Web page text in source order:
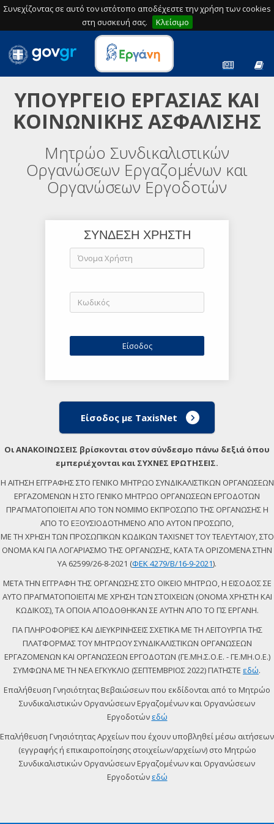
Συνεχίζοντας σε αυτό τον ιστότοπο αποδέχεστε την χρήση των cookies
στη συσκευή σας.
Κλείσιμο
ΥΠΟΥΡΓΕΙΟ ΕΡΓΑΣΙΑΣ ΚΑΙ
ΚΟΙΝΩΝΙΚΗΣ ΑΣΦΑΛΙΣΗΣ
Μητρώο Συνδικαλιστικών
Οργανώσεων Εργαζομένων και
Οργανώσεων Εργοδοτών
ΣΥΝΔΕΣΗ ΧΡΗΣΤΗ
Είσοδος με TaxisNet
Οι ΑΝΑΚΟΙΝΩΣΕΙΣ βρίσκονται στον σύνδεσμο πάνω δεξιά όπου
εμπεριέχονται και ΣΥΧΝΕΣ ΕΡΩΤΗΣΕΙΣ.
Η ΑΙΤΗΣΗ ΕΓΓΡΑΦΗΣ ΣΤΟ ΓΕΝΙΚΟ ΜΗΤΡΩΟ ΣΥΝΔΙΚΑΛΙΣΤΙΚΩΝ ΟΡΓΑΝΩΣΕΩΝ
ΕΡΓΑΖΟΜΕΝΩΝ Η ΣΤΟ ΓΕΝΙΚΟ ΜΗΤΡΩΟ ΟΡΓΑΝΩΣΕΩΝ ΕΡΓΟΔΟΤΩΝ
ΠΡΑΓΜΑΤΟΠΟΙΕΙΤΑΙ ΑΠΟ ΤΟΝ ΝΟΜΙΜΟ ΕΚΠΡΟΣΩΠΟ ΤΗΣ ΟΡΓΑΝΩΣΗΣ Η
ΑΠΟ ΤΟ ΕΞΟΥΣΙΟΔΟΤΗΜΕΝΟ ΑΠΟ ΑΥΤΟΝ ΠΡΟΣΩΠΟ,
ΜΕ ΤΗ ΧΡΗΣΗ ΤΩΝ ΠΡΟΣΩΠΙΚΩΝ ΚΩΔΙΚΩΝ TAXISNET ΤΟΥ ΤΕΛΕΥΤΑΙΟΥ, ΣΤΟ
ΟΝΟΜΑ ΚΑΙ ΓΙΑ ΛΟΓΑΡΙΑΣΜΟ ΤΗΣ ΟΡΓΑΝΩΣΗΣ, ΚΑΤΑ ΤΑ ΟΡΙΖΟΜΕΝΑ ΣΤΗΝ
ΥΑ 62599/26-8-2021 (ΦΕΚ 4279/Β/16-9-2021).
ΜΕΤΑ ΤΗΝ ΕΓΓΡΑΦΗ ΤΗΣ ΟΡΓΑΝΩΣΗΣ ΣΤΟ ΟΙΚΕΙΟ ΜΗΤΡΩΟ, Η ΕΙΣΟΔΟΣ ΣΕ
ΑΥΤΟ ΠΡΑΓΜΑΤΟΠΟΙΕΙΤΑΙ ΜΕ ΧΡΗΣΗ ΤΩΝ ΣΤΟΙΧΕΙΩΝ (ΟΝΟΜΑ ΧΡΗΣΤΗ ΚΑΙ
ΚΩΔΙΚΟΣ), ΤΑ ΟΠΟΙΑ ΑΠΟΔΟΘΗΚΑΝ ΣΕ ΑΥΤΗΝ ΑΠΟ ΤΟ ΠΣ ΕΡΓΑΝΗ.
ΓΙΑ ΠΛΗΡΟΦΟΡΙΕΣ ΚΑΙ ΔΙΕΥΚΡΙΝΗΣΕΙΣ ΣΧΕΤΙΚΑ ΜΕ ΤΗ ΛΕΙΤΟΥΡΓΙΑ ΤΗΣ
ΠΛΑΤΦΟΡΜΑΣ ΤΟΥ ΜΗΤΡΩΟΥ ΣΥΝΔΙΚΑΛΙΣΤΙΚΩΝ ΟΡΓΑΝΩΣΕΩΝ
ΕΡΓΑΖΟΜΕΝΩΝ ΚΑΙ ΟΡΓΑΝΩΣΕΩΝ ΕΡΓΟΔΟΤΩΝ (ΓΕ.ΜΗ.Σ.Ο.Ε. - ΓΕ.ΜΗ.Ο.Ε.)
ΣΥΜΦΩΝΑ ΜΕ ΤΗ ΝΕΑ ΕΓΚΥΚΛΙΟ (ΣΕΠΤΕΜΒΡΙΟΣ 2022) ΠΑΤΗΣΤΕ εδώ.
Επαλήθευση Γνησιότητας Βεβαιώσεων που εκδίδονται από το Μητρώο
Συνδικαλιστικών Οργανώσεων Εργαζομένων και Οργανώσεων
Εργοδοτών εδώ
Επαλήθευση Γνησιότητας Αρχείων που έχουν υποβληθεί μέσω αιτήσεων
(εγγραφής ή επικαιροποίησης στοιχείων/αρχείων) στο Μητρώο
Συνδικαλιστικών Οργανώσεων Εργαζομένων και Οργανώσεων
Εργοδοτών εδώ